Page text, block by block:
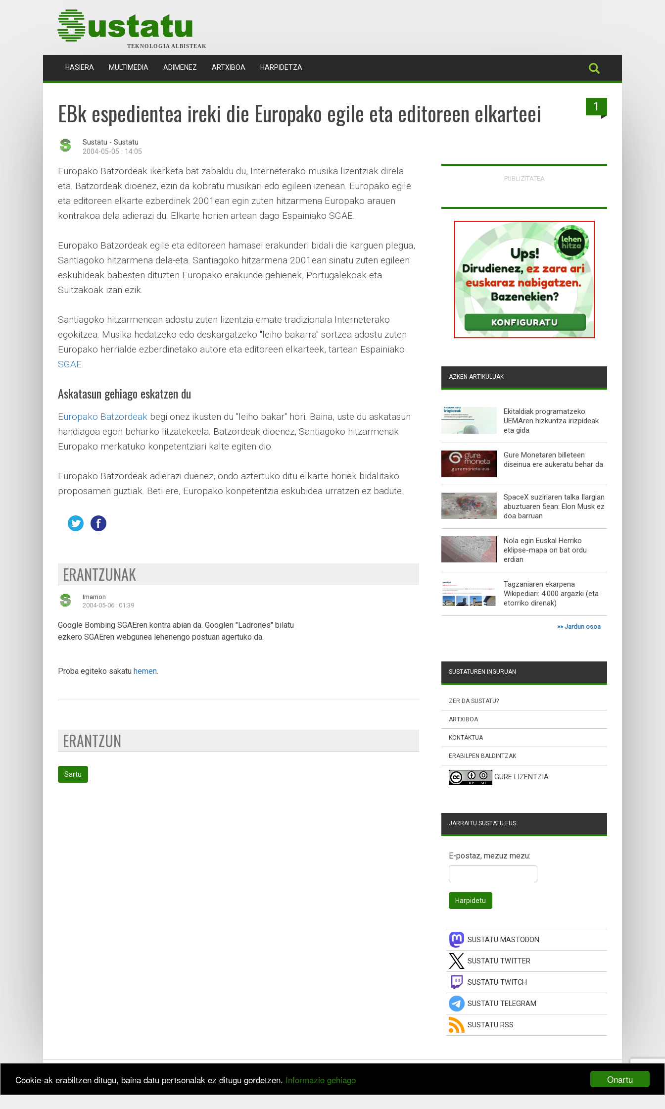
Onartu
Cookie-ak erabiltzen ditugu, baina datu pertsonalak ez ditugu gordetzen. Informazio gehiago
TEKNOLOGIA ALBISTEAK
HASIERA (CURRENT)
MULTIMEDIA ADIMENEZ ARTXIBOA HARPIDETZA
1
EBk espedientea ireki die Europako egile eta editoreen elkarteei
Sustatu - Sustatu
2004-05-05 : 14:05
Europako Batzordeak ikerketa bat zabaldu du, Interneterako musika lizentziak direla
eta. Batzordeak dioenez, ezin da kobratu musikari edo egileen izenean. Europako egile
eta editoreen elkarte ezberdinek 2001ean egin zuten hitzarmena Europako arauen
kontrakoa dela adierazi du. Elkarte horien artean dago Espainiako SGAE.
Europako Batzordeak egile eta editoreen hamasei erakunderi bidali die karguen plegua,
Santiagoko hitzarmena dela-eta. Santiagoko hitzarmena 2001ean sinatu zuten egileen
eskubideak babesten dituzten Europako erakunde gehienek, Portugalekoak eta
Suitzakoak izan ezik.
Santiagoko hitzarmenean adostu zuten lizentzia emate tradizionala Interneterako
egokitzea. Musika hedatzeko edo deskargatzeko "leiho bakarra" sortzea adostu zuten
Europako herrialde ezberdinetako autore eta editoreen elkarteek, tartean Espainiako
SGAE.
Askatasun gehiago eskatzen du
Europako Batzordeak begi onez ikusten du "leiho bakar" hori. Baina, uste du askatasun
handiagoa egon beharko litzatekeela. Batzordeak dioenez, Santiagoko hitzarmenak
Europako merkatuko konpetentziari kalte egiten dio.
Europako Batzordeak adierazi duenez, ondo aztertuko ditu elkarte horiek bidalitako
proposamen guztiak. Beti ere, Europako konpetentzia eskubidea urratzen ez badute.
ERANTZUNAK
Imamon
2004-05-06 : 01:39
Google Bombing SGAEren kontra abian da. Googlen "Ladrones" bilatu
ezkero SGAEren webgunea lehenengo postuan agertuko da.
Proba egiteko sakatu hemen.
ERANTZUN
Sartu
PUBLIZITATEA
AZKEN ARTIKULUAK
Ekitaldiak programatzeko
UEMAren hizkuntza irizpideak
eta gida
Gure Monetaren billeteen
diseinua ere aukeratu behar da
SpaceX suziriaren talka Ilargian
abuztuaren 5ean: Elon Musk ez
doa barruan
Nola egin Euskal Herriko
eklipse-mapa on bat ordu
erdian
Tagzaniaren ekarpena
Wikipediari: 4.000 argazki (eta
etorriko direnak)
»»Jardun osoa
SUSTATUREN INGURUAN
ZER DA SUSTATU?
ARTXIBOA
KONTAKTUA
ERABILPEN BALDINTZAK
GURE LIZENTZIA
JARRAITU SUSTATU.EUS
E-postaz, mezuz mezu:
SUSTATU MASTODON
SUSTATU TWITTER
SUSTATU TWITCH
SUSTATU TELEGRAM
SUSTATU RSS